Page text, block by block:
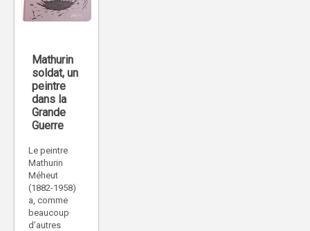
Mathurin
soldat, un
peintre
dans la
Grande
Guerre
Le peintre
Mathurin
Méheut
(1882-1958)
a, comme
beaucoup
d’autres